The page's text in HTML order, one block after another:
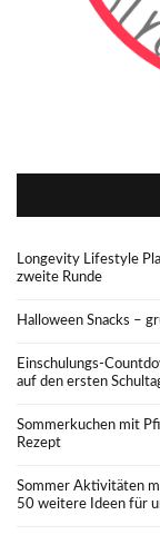
Longevity Lifestyle
zweite Runde
Halloween Snacks –
Einschulungs-
auf den ersten
Sommerkuchen mit
Rezept
Sommer Aktivitäten
50 weitere Ideen für